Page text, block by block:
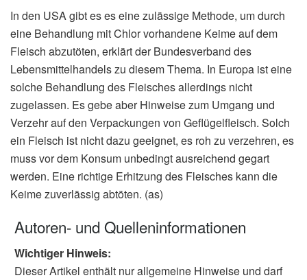
In den USA gibt es es eine zulässige Methode, um durch
eine Behandlung mit Chlor vorhandene Keime auf dem
Fleisch abzutöten, erklärt der Bundesverband des
Lebensmittelhandels zu diesem Thema. In Europa ist eine
solche Behandlung des Fleisches allerdings nicht
zugelassen. Es gebe aber Hinweise zum Umgang und
Verzehr auf den Verpackungen von Geflügelfleisch. Solch
ein Fleisch ist nicht dazu geeignet, es roh zu verzehren, es
muss vor dem Konsum unbedingt ausreichend gegart
werden. Eine richtige Erhitzung des Fleisches kann die
Keime zuverlässig abtöten. (as)
Autoren- und Quelleninformationen
Wichtiger Hinweis:
Dieser Artikel enthält nur allgemeine Hinweise und darf